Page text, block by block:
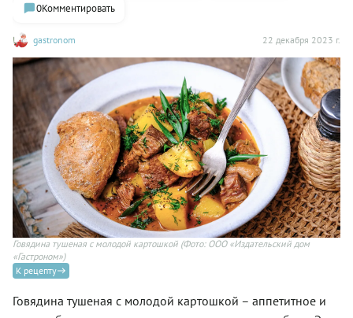
gastronom 22 декабря 2023 г.
0Комментировать
Говядина тушеная с молодой картошкой (Фото: ООО «Издательский дом
«Гастроном»)
К рецепту
Говядина тушеная с молодой картошкой – аппетитное и